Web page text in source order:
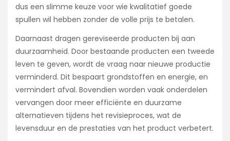
dus een slimme keuze voor wie kwalitatief goede
spullen wil hebben zonder de volle prijs te betalen.
Daarnaast dragen gereviseerde producten bij aan
duurzaamheid. Door bestaande producten een tweede
leven te geven, wordt de vraag naar nieuwe productie
verminderd. Dit bespaart grondstoffen en energie, en
vermindert afval. Bovendien worden vaak onderdelen
vervangen door meer efficiënte en duurzame
alternatieven tijdens het revisieproces, wat de
levensduur en de prestaties van het product verbetert.